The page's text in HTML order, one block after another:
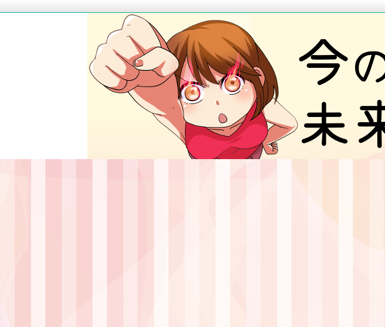
５分で得する豆知識ブログ
ダイエット・脱毛などの悩みを解決する情報を提供しているブログです。